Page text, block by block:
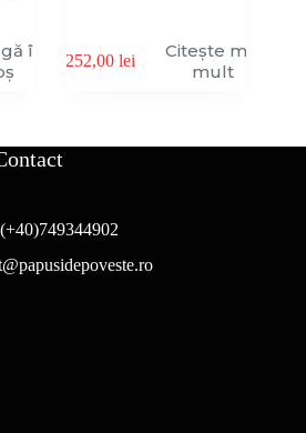
în
252,00lei
Citește mai
mult
(+40)749344902